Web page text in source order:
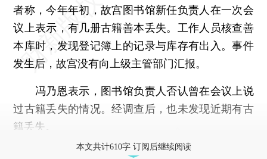
者称，今年年初，故宫图书馆新任负责人在一次会
议上表示，有几册古籍善本丢失。工作人员核查善
本库时，发现登记簿上的记录与库存有出入。事件
发生后，故宫没有向上级主管部门汇报。
冯乃恩表示，图书馆负责人否认曾在会议上说
过古籍丢失的情况。经调查后，也未发现近期有古
籍丢失。
本文共计610字 订阅后继续阅读